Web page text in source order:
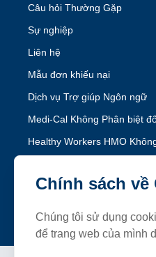
Câu hỏi Thường Gặp
Sự nghiệp
Liên hệ
Mẫu đơn khiếu nại
Dịch vụ Trợ giúp Ngôn ngữ
Medi-Cal Không Phân biệt
Healthy Workers HMO
Theo dõi SFHP
FacebookThreadsInstagram
Chính sách về
Chúng tôi sử dụng
để trang web của mình